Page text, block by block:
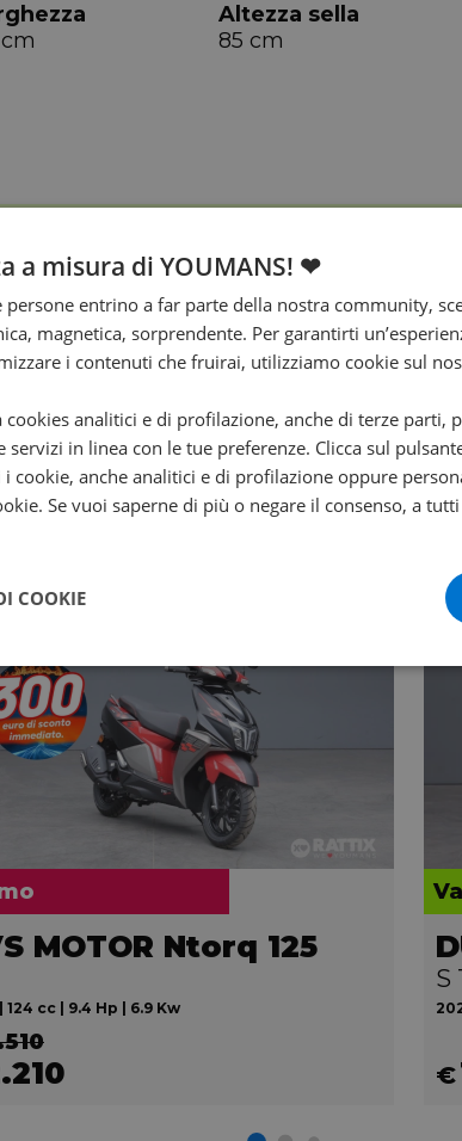
Altezza sella
85 cm
7500
Avviamento
Elettrico
MOTOR Ntorq 125
124 cc | 9.4 Hp | 6.9 Kw
S
€
a misura di YOUMANS! ❤
persone entrino a far parte della nostra community,
magnetica, sorprendente. Per garantirti
i contenuti che fruirai, utilizziamo cookie sul
cookies analitici e di profilazione, anche di terze parti,
in linea con le tue preferenze. Clicca sul pulsante
cookie, anche analitici e di profilazione oppure
Se vuoi saperne di più o negare il consenso, a
COOKIE